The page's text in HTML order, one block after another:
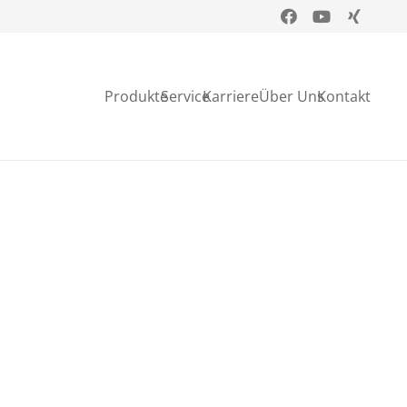
ProdukteServiceKarriereÜber UnsKontakt